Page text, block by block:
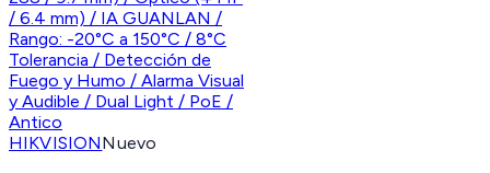
HIKVISIONNuevo